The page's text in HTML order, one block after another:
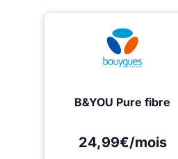
B&YOU Pure fibre
24,99€/mois